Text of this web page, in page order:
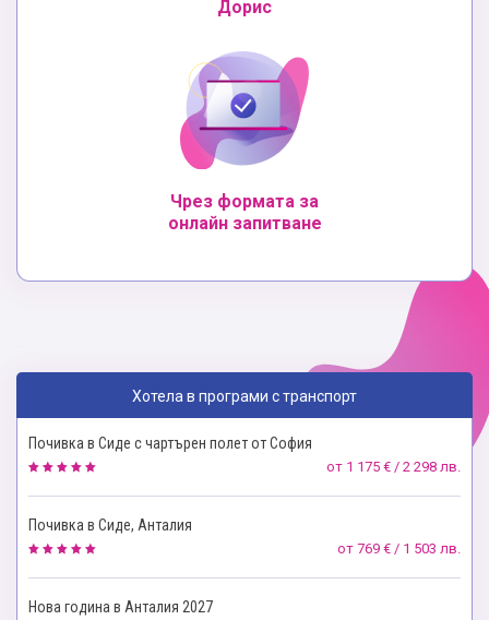
Дорис
Чрез формата за
онлайн запитване
Хотела в програми с транспорт
Почивка в Сиде с чартърен полет от София
от 1 175 € / 2 298 лв.
Почивка в Сиде, Анталия
от 769 € / 1 503 лв.
Нова година в Анталия 2027